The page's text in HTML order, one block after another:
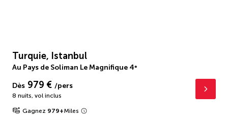
Turquie, Istanbul
Au Pays de Soliman Le Magnifique 4*
Dès 979 € /pers
8 nuits, vol inclus
Gagnez 979+Miles